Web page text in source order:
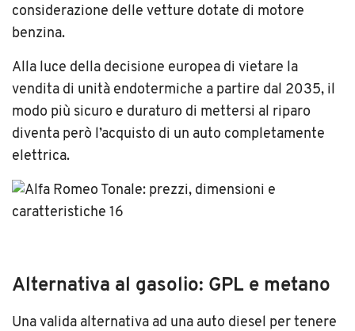
considerazione delle vetture dotate di motore
benzina.
Alla luce della decisione europea di vietare la
vendita di unità endotermiche a partire dal 2035, il
modo più sicuro e duraturo di mettersi al riparo
diventa però l’acquisto di un auto completamente
elettrica.
Alternativa al gasolio: GPL e metano
Una valida alternativa ad una auto diesel per tenere